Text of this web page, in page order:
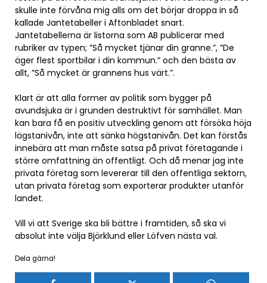
skulle inte förvåna mig alls om det börjar droppa in så
kallade Jantetabeller i Aftonbladet snart.
Jantetabellerna är listorna som AB publicerar med
rubriker av typen; ”Så mycket tjänar din granne.”, ”De
äger flest sportbilar i din kommun.” och den bästa av
allt, ”Så mycket är grannens hus värt.”.
Klart är att alla former av politik som bygger på
avundsjuka är i grunden destruktivt för samhället. Man
kan bara få en positiv utveckling genom att försöka höja
lägstanivån, inte att sänka högstanivån. Det kan förstås
innebära att man måste satsa på privat företagande i
större omfattning än offentligt. Och då menar jag inte
privata företag som levererar till den offentliga sektorn,
utan privata företag som exporterar produkter utanför
landet.
Vill vi att Sverige ska bli bättre i framtiden, så ska vi
absolut inte välja Björklund eller Löfven nästa val.
Dela gärna!